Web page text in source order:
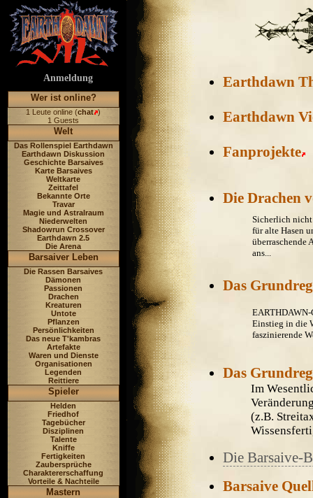
Anmeldung
Wer ist online?
1 Leute online (chat )
1 Guests
Welt
Das Rollenspiel Earthdawn
Earthdawn Diskussion
Geschichte Barsaives
Karte Barsaives
Weltkarte
Zeittafel
Bekannte Orte
Travar
Magie und Astralraum
Niederwelten
Shadowrun Crossover
Earthdawn 2.5
Die Arena
Barsaiver Leben
Die Rassen Barsaives
Dämonen
Passionen
Drachen
Kreaturen
Untote
Pflanzen
Persönlichkeiten
Das neue T'kambras
Artefakte
Waren und Dienste
Organisationen
Legenden
Reittiere
Spieler
Helden
Friedhof
Tagebücher
Disziplinen
Talente
Kniffe
Fertigkeiten
Zaubersprüche
Charaktererschaffung
Vorteile & Nachteile
Mastern
Earthdawn
Earthdawn
Fanprojekte
Die Drachen
Sicherlich
für alte Hasen
überraschende
ans...
Das
EARTHDAWN-
Einstieg in die
faszinierende
Das
Im
(z.B.
Die Barsaive-
Barsaive